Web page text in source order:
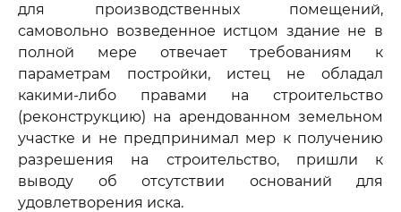
для производственных помещений,
самовольно возведенное истцом здание не в
полной мере отвечает требованиям к
параметрам постройки, истец не обладал
какими-либо правами на строительство
(реконструкцию) на арендованном земельном
участке и не предпринимал мер к получению
разрешения на строительство, пришли к
выводу об отсутствии оснований для
удовлетворения иска.